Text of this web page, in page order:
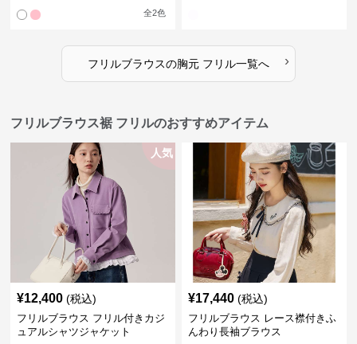
全2色
フリルブラウスの胸元 フリル一覧へ ›
フリルブラウス裾 フリルのおすすめアイテム
人気
¥12,400 (税込)
フリルブラウス フリル付きカジ
ュアルシャツジャケット
¥17,440 (税込)
フリルブラウス レース襟付きふ
んわり長袖ブラウス